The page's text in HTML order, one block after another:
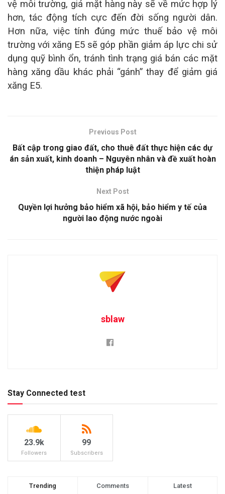
vệ môi trường, giá mặt hàng này sẽ về mức hợp lý
hơn, tác động tích cực đến đời sống người dân.
Hơn nữa, việc tính đúng mức thuế bảo vệ môi
trường với xăng E5 sẽ góp phần giảm áp lực chi sử
dụng quỹ bình ổn, tránh tình trạng giá bán các mặt
hàng xăng dầu khác phải “gánh” thay để giảm giá
xăng E5.
Previous Post
Bất cập trong giao đất, cho thuê đất thực hiện các dự
án sản xuất, kinh doanh – Nguyên nhân và đề xuất hoàn
thiện pháp luật
Next Post
Quyền lợi hưởng bảo hiểm xã hội, bảo hiểm y tế của
người lao động nước ngoài
sblaw
Stay Connected test
23.9k
Followers
99
Subscribers
Trending Comments Latest